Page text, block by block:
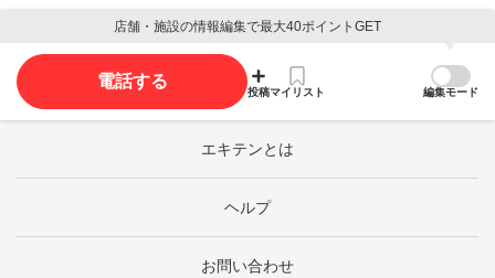
店舗・施設の情報編集で最大40ポイントGET
電話する
投稿マイリスト 編集モード
エキテンとは
ヘルプ
お問い合わせ